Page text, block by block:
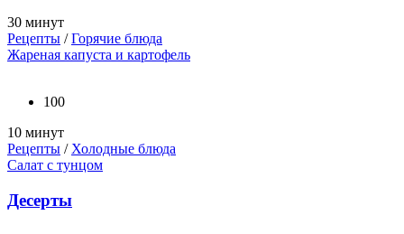
30 минут
Рецепты /Горячие блюда
Жареная капуста и картофель
100
10 минут
Рецепты / Холодные блюда
Салат с тунцом
Десерты